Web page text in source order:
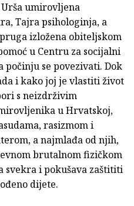
umirovljena
Tajra psihologinja, a
izložena obiteljskom
u Centru za socijalni
se povezivati. Dok
i kako joj je vlastiti život
s neizdrživim
u Hrvatskoj,
rasizmom i
a najmlađa od njih,
brutalnom fizičkom
svekra i pokušava zaštititi
dijete.